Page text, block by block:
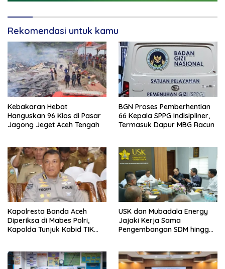
Rekomendasi untuk kamu
Kebakaran Hebat
Hanguskan 96 Kios di Pasar
Jagong Jeget Aceh Tengah
BGN Proses Pemberhentian
66 Kepala SPPG Indisipliner,
Termasuk Dapur MBG Racun
Kapolresta Banda Aceh
Diperiksa di Mabes Polri,
Kapolda Tunjuk Kabid TIK
USK dan Mubadala Energy
Jajaki Kerja Sama
Pengembangan SDM hingga